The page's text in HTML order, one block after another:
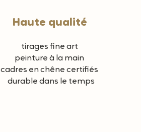
Haute qualité
tirages fine art
peinture à la main
cadres en chêne certifiés
durable dans le temps